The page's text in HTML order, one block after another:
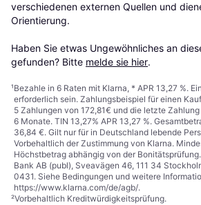
verschiedenen externen Quellen und
Orientierung.
Haben Sie etwas Ungewöhnliches an
gefunden? Bitte melde sie hier.
¹Bezahle in 6 Raten mit Klarna, * APR 13,27 %.
erforderlich sein. Zahlungsbeispiel für einen
5 Zahlungen von 172,81€ und die letzte
6 Monate. TIN 13,27% APR 13,27 %.
36,84 €. Gilt nur für in Deutschland lebende
Vorbehaltlich der Zustimmung von Klarna.
Höchstbetrag abhängig von der
Bank AB (publ), Sveavägen 46, 111 34
0431. Siehe Bedingungen und weitere
https://www.klarna.com/de/agb/.
²Vorbehaltlich Kreditwürdigkeitsprüfung.